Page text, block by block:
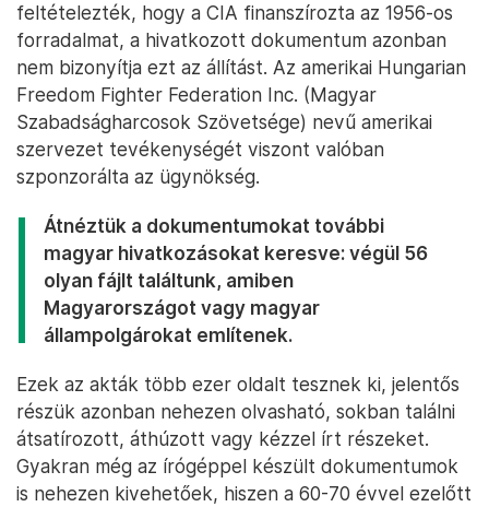
feltételezték, hogy a CIA finanszírozta az 1956-os
forradalmat, a hivatkozott dokumentum azonban
nem bizonyítja ezt az állítást. Az amerikai Hungarian
Freedom Fighter Federation Inc. (Magyar
Szabadságharcosok Szövetsége) nevű amerikai
szervezet tevékenységét viszont valóban
szponzorálta az ügynökség.
Átnéztük a dokumentumokat további
magyar hivatkozásokat keresve: végül 56
olyan fájlt találtunk, amiben
Magyarországot vagy magyar
állampolgárokat említenek.
Ezek az akták több ezer oldalt tesznek ki, jelentős
részük azonban nehezen olvasható, sokban találni
átsatírozott, áthúzott vagy kézzel írt részeket.
Gyakran még az írógéppel készült dokumentumok
is nehezen kivehetőek, hiszen a 60-70 évvel ezelőtt